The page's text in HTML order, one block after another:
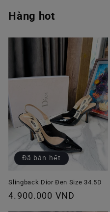
Hàng hot
Đã bán hết
Slingback Dior Đen Size 34.5D
Giá
4.900.000 VND